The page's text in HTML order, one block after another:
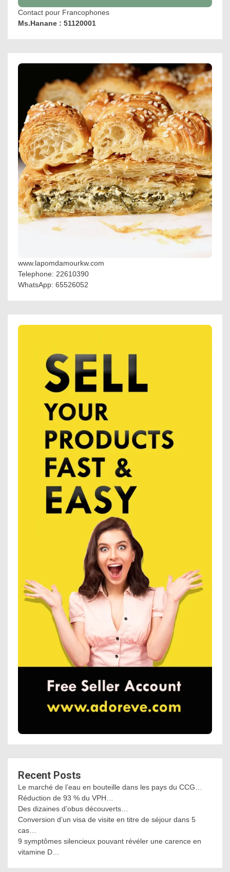
Contact pour Francophones
Ms.Hanane : 51120001
www.lapomdamourkw.com
Telephone: 22610390
WhatsApp: 65526052
Recent Posts
Le marché de l’eau en bouteille dans les pays du CCG…
Réduction de 93 % du VPH…
Des dizaines d’obus découverts…
Conversion d’un visa de visite en titre de séjour dans 5
cas…
9 symptômes silencieux pouvant révéler une carence en
vitamine D…